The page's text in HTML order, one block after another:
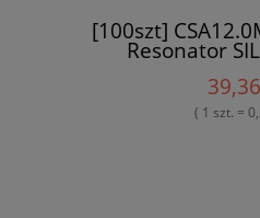
[100szt]
Resonator
( 1 szt. =